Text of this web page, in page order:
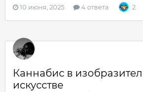
10 июня, 2025 4 ответа 2
Каннабис в
искусстве